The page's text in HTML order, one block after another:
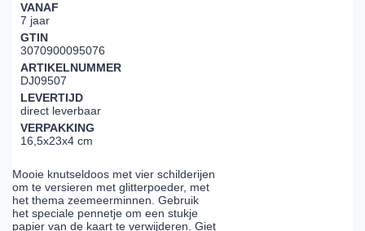
VANAF
7 jaar
GTIN
3070900095076
ARTIKELNUMMER
DJ09507
LEVERTIJD
direct leverbaar
VERPAKKING
16,5x23x4 cm
Mooie knutseldoos met vier schilderijen
om te versieren met glitterpoeder, met
het thema zeemeerminnen. Gebruik
het speciale pennetje om een stukje
papier van de kaart te verwijderen. Giet